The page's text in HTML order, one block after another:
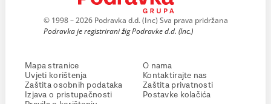
© 1998 – 2026 Podravka d.d. (Inc) Sva prava pridržana
Podravka je registrirani žig Podravke d.d. (Inc.)
Mapa stranice
Uvjeti korištenja
Zaštita osobnih podataka
Izjava o pristupačnosti
O nama
Kontaktirajte nas
Zaštita privatnosti
Postavke kolačića